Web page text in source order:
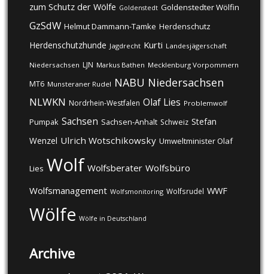
zum Schutz der Wölfe Goldenstedt Goldenstedter Wölfin
GzSdW Helmut Dammann-Tamke Herdenschutz
Herdenschutzhunde Jagdrecht Kurti Landesjägerschaft
Niedersachsen LJN Markus Bathen Mecklenburg Vorpommern
MT6 Munsteraner Rudel NABU Niedersachsen
NLWKN Nordrhein-Westfalen Olaf Lies Problemwolf
Pumpak Sachsen Sachsen-Anhalt Schweiz Stefan
Wenzel Ulrich Wotschikowsky Umweltminister Olaf
Lies Wolf Wolfsberater Wolfsbüro
Wolfsmanagement Wolfsmonitoring Wolfsrudel WWF
Wölfe Wölfe in Deutschland
Archive